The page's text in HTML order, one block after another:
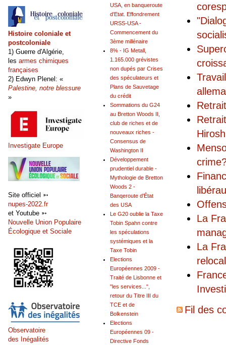
La
La
Fil des
USA, en banqueroute
d'Etat. Effondrement
URSS-USA -
Commencement du
3ème millénaire
8% - IG Metall,
1.165.000 grévistes
non dupés par Crises
des spéculateurs et
Plans de Sauvetage
du crédit
Sommations du G24
au Bretton Woods II,
club de riches et de
nouveaux riches -
Consensus de
Washington II
Développement
prudentiel durable -
Mythologie de Bretton
Woods 2 -
Banqeroute d'État
des USA
Le G20 oublie la Taxe
Tobin Spahn contre
les spéculations
systémiques et la
Taxe Tobin
Elections
Européennes 2009 -
Traité de Lisbonne et
"les services...",
retour du Titre III du
TCE et de
Bolkenstein
Elections
Européennes 09 -
Directive Fonds
Histoire coloniale et
postcoloniale
1) Guerre d'Algérie,
les armes chimiques
françaises
2) Edwyn Plenel: «
Palestine, notre blessure
»
Investigate Europe
Site officiel ➳
nupes-2022.fr
et Youtube ➳
Nouvelle Union Populaire
Écologique et Sociale
Observatoire
des Inégalités